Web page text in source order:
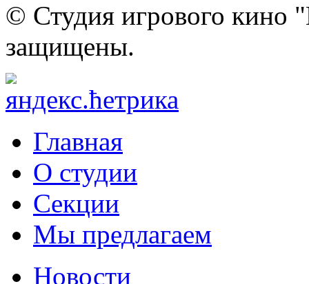
© Студия игрового кино
защищены.
Главная
О студии
Секции
Мы предлагаем
Новости